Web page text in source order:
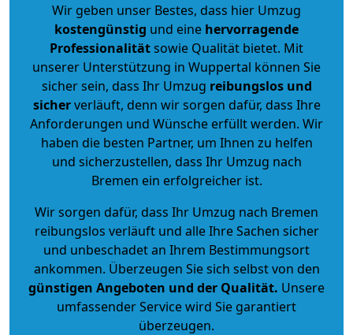
Wir geben unser Bestes, dass hier Umzug
kostengünstig und eine hervorragende
Professionalitätsowie Qualität bietet. Mit
unserer Unterstützung in Wuppertal können Sie
sicher sein, dass Ihr Umzug reibungslos und
sicherverläuft, denn wir sorgen dafür, dass Ihre
Anforderungen und Wünsche erfüllt werden. Wir
haben die besten Partner, um Ihnen zu helfen
und sicherzustellen, dass Ihr Umzug nach
Bremen ein erfolgreicher ist.
Wir sorgen dafür, dass Ihr Umzug nach Bremen
reibungslos verläuft und alle Ihre Sachen sicher
und unbeschadet an Ihrem Bestimmungsort
ankommen. Überzeugen Sie sich selbst von den
günstigen Angeboten und der Qualität. Unsere
umfassender Service wird Sie garantiert
überzeugen.